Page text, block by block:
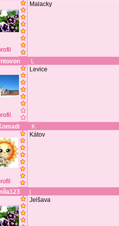
Malacky
L
Levice
K
Kátov
j
Jelšava